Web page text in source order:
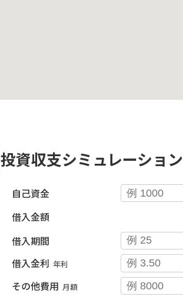
投資収支シミュレーション
自己資金
借入金額
借入期間
借入金利 年利
その他費用 月額